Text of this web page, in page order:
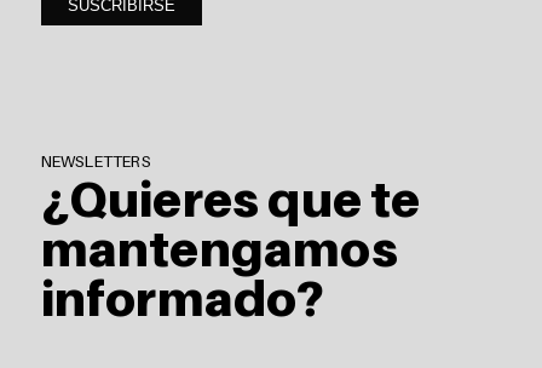
NEWSLETTERS
¿Quieres que te
mantengamos
informado?